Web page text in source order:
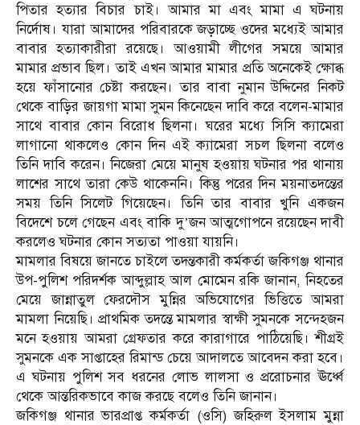
পিতার হত্যার বিচার চাই। আমার মা এবং মামা এ ঘটনায়
নির্দোষ। যারা আমাদের পরিবারকে জড়াচ্ছে ওদের মধ্যেই আমার
বাবার হত্যাকারীরা রয়েছে। আওয়ামী লীগের সময়ে আমার
মামার প্রভাব ছিল। তাই এখন আমার মামার প্রতি অনেকেই ক্ষোব্ধ
হয়ে ফাঁসানোর চেষ্টা করছেন। তার বাবা নুমান উদ্দিনের নিকট
থেকে বাড়ির জায়গা মামা সুমন কিনেছেন দাবি করে বলেন-মামার
সাথে বাবার কোন বিরোধ ছিলনা। ঘরের মধ্যে সিসি ক্যামেরা
লাগানো থাকলেও কোন দিন এই ক্যামেরা সচল ছিলনা বলেও
তিনি দাবি করেন। নিজেরা মেয়ে মানুষ হওয়ায় ঘটনার পর থানায়
লাশের সাথে তারা কেউ থাকেননি। কিন্তু পরের দিন ময়নাতদন্তের
সময় তিনি সিলেট গিয়েছেন। তিনি তার বাবার খুনি একজন
বিদেশে চলে গেছেন এবং বাকি দু’জন আত্মগোপনে রয়েছেন দাবী
করলেও ঘটনার কোন সত্যতা পাওয়া যায়নি।
মামলার বিষয়ে জানতে চাইলে তদন্তকারী কর্মকর্তা জকিগঞ্জ থানার
উপ-পুলিশ পরিদর্শক আব্দুল্লাহ আল মোমেন রকি জানান, নিহতের
মেয়ে জান্নাতুল ফেরদৌস মুন্নির অভিযোগের ভিত্তিতে আমরা
মামলা নিয়েছি। প্রাথমিক তদন্তে মামলার স্বাক্ষী সুমনকে সন্দেহজন
মনে হওয়ায় আমরা গ্রেফতার করে কারাগারে পাঠিয়েছি। শীগ্রই
সুমনকে এক সাপ্তাহের রিমান্ড চেয়ে আদালতে আবেদন করা হবে।
এ ঘটনায় পুলিশ সব ধরনের লোভ লালসা ও প্ররোচনার ঊর্ধ্বে
থেকে আন্তরিকভাবে কাজ করছে বলেও তিনি জানান।
জকিগঞ্জ থানার ভারপ্রাপ্ত কর্মকর্তা (ওসি) জহিরুল ইসলাম মুন্না